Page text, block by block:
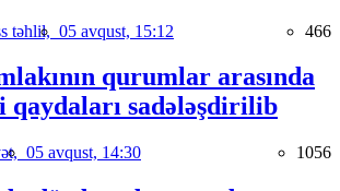
təhlil, 05 avqust, 15:12 466
qurumlar arasında
qaydaları sadələşdirilib
05 avqust, 14:30 1056